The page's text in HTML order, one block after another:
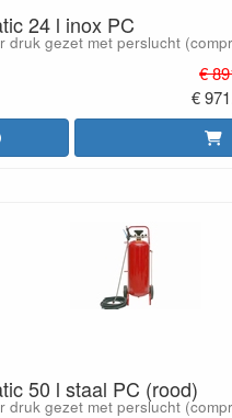
24 l inox PC
druk gezet met perslucht
€
€
50 l staal PC (rood)
druk gezet met perslucht